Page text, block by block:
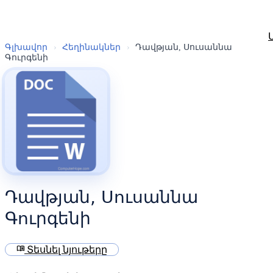
Գլխավոր › Հեղինակներ ›
Դավթյան, Սուսաննա
Գուրգենի
Դավթյան, Սուսաննա
Գուրգենի
menu_book Տեսնել նյութերը